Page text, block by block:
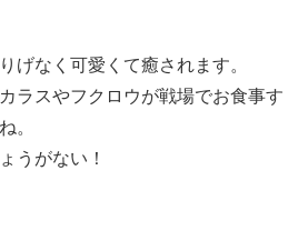
げなく可愛くて癒されます。
ラスやフクロウが戦場でお食事す
。
うがない！